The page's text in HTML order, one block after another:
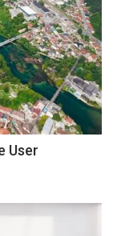
User